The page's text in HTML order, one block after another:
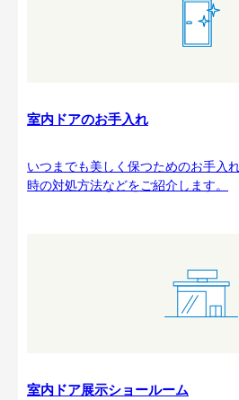
室内ドアのお手入れ
いつまでも美しく保つためのお手入
時の対処方法などをご紹介します。
室内ドア展示ショールーム